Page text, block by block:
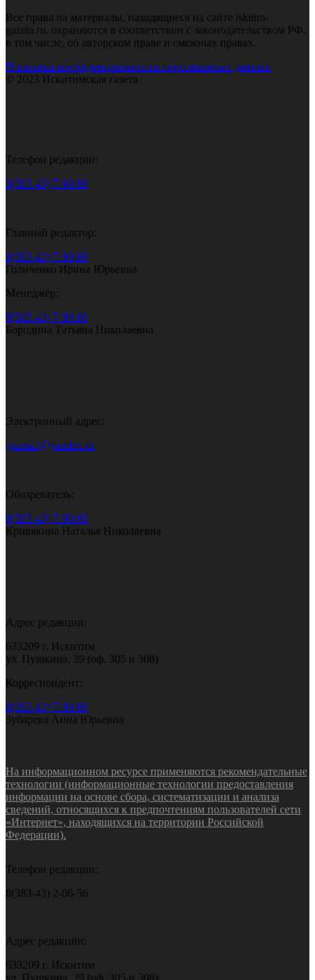
Все права на материалы, находящиеся на сайте iskitim-
gazeta.ru, охраняются в соответствии с законодательством РФ,
в том числе, об авторском праве и смежных правах.
Политика конфиденциальности персональных данных
© 2023 Искитимская газета
Телефон редакции:
8(383-43) 7-90-60
Главный редактор:
8(383-43) 7-90-60
Голиченко Ирина Юрьевна
Менеджер:
8(383-43) 7-90-60
Бородина Татьяна Николаевна
Электронный адрес:
gazeta.i@yandex.ru
Обозреватель:
8(383-43) 7-90-60
Кривякина Наталья Николаевна
Адрес редакции:
633209 г. Искитим
ул. Пушкина, 39 (оф. 305 и 308)
Корреспондент:
8(383-43) 7-90-60
Зубарева Анна Юрьевна
На информационном ресурсе применяются рекомендательные
технологии (информационные технологии предоставления
информации на основе сбора, систематизации и анализа
сведений, относящихся к предпочтениям пользователей сети
«Интернет», находящихся на территории Российской
Федерации).
Телефон редакции:
8(383-43) 2-06-56
Адрес редакции:
633209 г. Искитим
ул. Пушкина, 39 (оф. 305 и 308)